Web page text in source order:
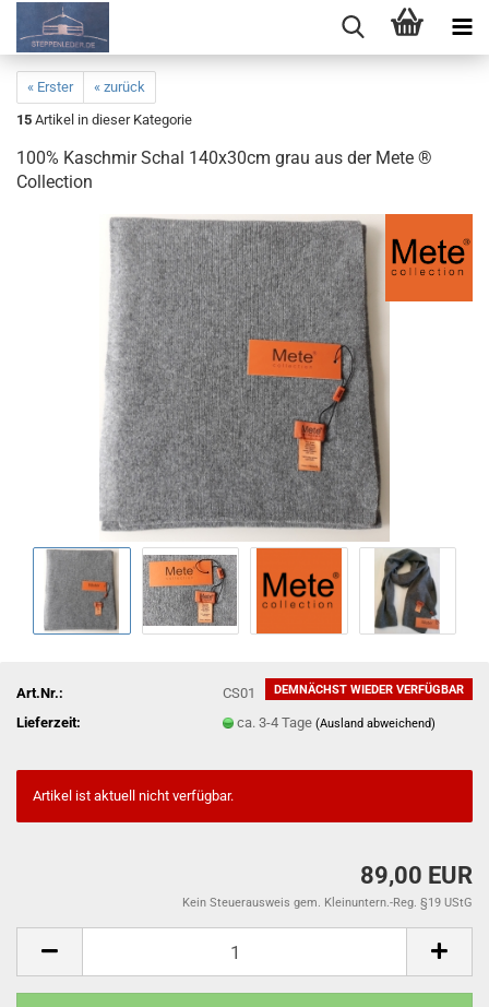
« Erster
« zurück
15 Artikel in dieser Kategorie
100% Kaschmir Schal 140x30cm grau aus der Mete ®
Collection
DEMNÄCHST WIEDER VERFÜGBAR
Art.Nr.:
CS01
Lieferzeit:
ca. 3-4 Tage(Ausland abweichend)
Artikel ist aktuell nicht verfügbar.
89,00 EUR
Kein Steuerausweis gem. Kleinuntern.-Reg. §19 UStG